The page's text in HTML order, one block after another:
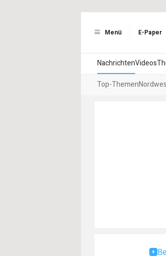
Menü E-Paper
NachrichtenVideos
Top-Themen